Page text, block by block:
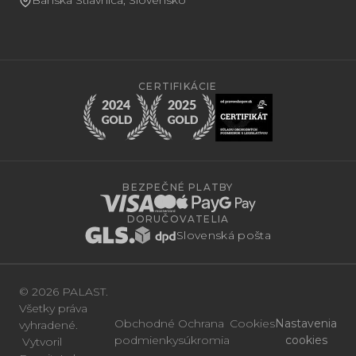
CERTIFIKÁCIE
BEZPEČNÉ PLATBY
DORUČOVATELIA
Slovenská pošta
© 2026 PALAST.
Všetky práva
vyhradené.
Vytvoril
Obchodné
podmienky
Ochrana
súkromia
CookiesNastavenia
cookies